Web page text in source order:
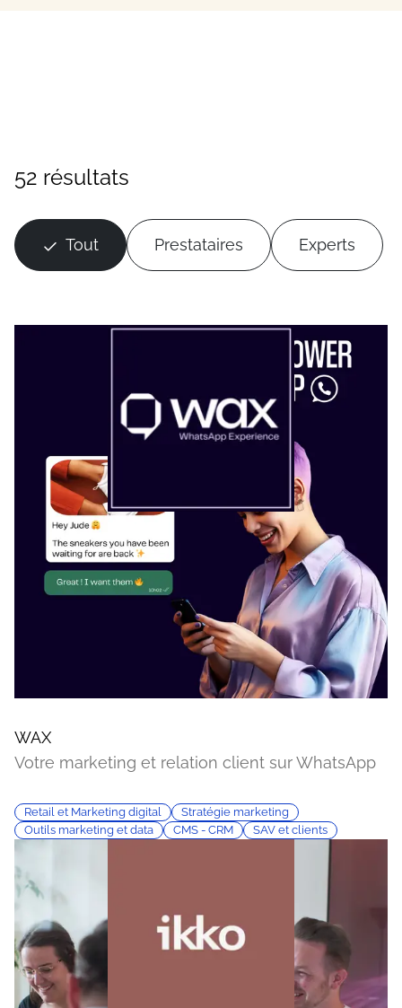
52 résultats
Tout Prestataires Experts
WAX
Votre marketing et relation client sur WhatsApp
Retail et Marketing digital
Stratégie marketing
Outils marketing et data
CMS - CRM SAV et clients